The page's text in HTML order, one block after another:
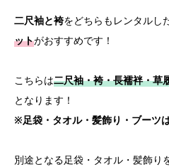
二尺袖と袴をどちらもレンタルし
ットがおすすめです！
こちらは二尺袖・袴・長襦袢・草
となります！
※足袋・タオル・髪飾り・ブーツは
別途となる足袋・タオル・髪飾り